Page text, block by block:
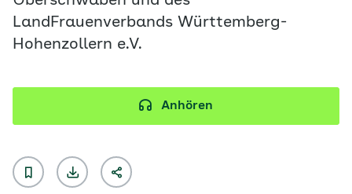
LandFrauenverbands Württemberg-
Hohenzollern e.V.
Anhören